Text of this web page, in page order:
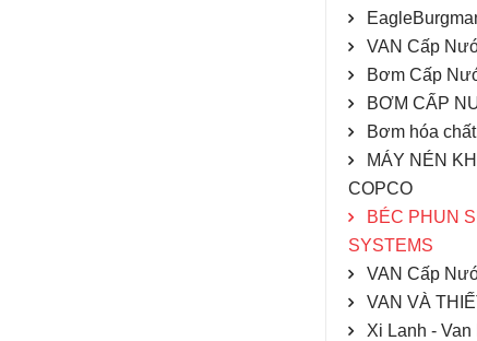
VAN Cấp
Bơm Cấp
BƠM CẤP
Bơm hóa
MÁY NÉN
COPCO
BÉC PHUN
SYSTEMS
VAN Cấp
VAN VÀ
Xi Lanh - Van